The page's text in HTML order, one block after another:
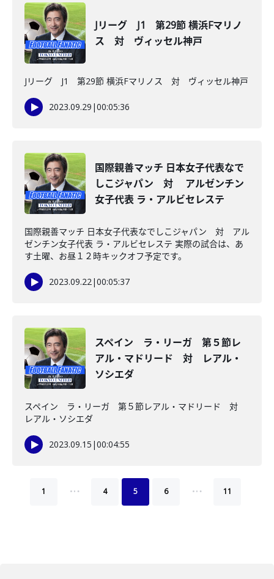
Jリーグ J1 第29節 横浜Fマリノ
ス 対 ヴィッセル神戸
Jリーグ J1 第29節 横浜Fマリノス 対 ヴィッセル神戸
2023.09.29 |00:05:36
国際親善マッチ 日本女子代表なで
しこジャパン 対 アルゼンチン
女子代表 ラ・アルビセレステ
国際親善マッチ 日本女子代表なでしこジャパン 対 アル
ゼンチン女子代表 ラ・アルビセレステ 実際の試合は、あ
す土曜、お昼１２時キックオフ予定です。
2023.09.22|00:05:37
スペイン ラ・リーガ 第５節レ
アル・マドリード 対 レアル・
ソシエダ
スペイン ラ・リーガ 第５節レアル・マドリード 対
レアル・ソシエダ
2023.09.15 |00:04:55
1 … 4 5 6 … 11